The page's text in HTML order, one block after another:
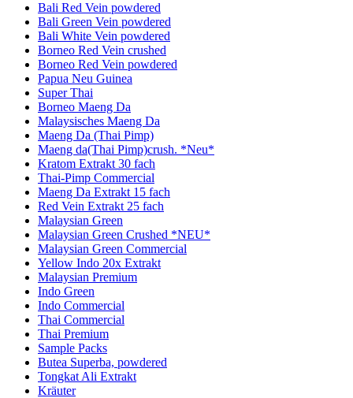
Bali Red Vein powdered
Bali Green Vein powdered
Bali White Vein powdered
Borneo Red Vein crushed
Borneo Red Vein powdered
Papua Neu Guinea
Super Thai
Borneo Maeng Da
Malaysisches Maeng Da
Maeng Da (Thai Pimp)
Maeng da(Thai Pimp)crush. *Neu*
Kratom Extrakt 30 fach
Thai-Pimp Commercial
Maeng Da Extrakt 15 fach
Red Vein Extrakt 25 fach
Malaysian Green
Malaysian Green Crushed *NEU*
Malaysian Green Commercial
Yellow Indo 20x Extrakt
Malaysian Premium
Indo Green
Indo Commercial
Thai Commercial
Thai Premium
Sample Packs
Butea Superba, powdered
Tongkat Ali Extrakt
Kräuter